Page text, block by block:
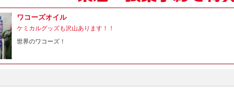
ワコーズオイル
ケミカルグッズも沢山あります！！
世界のワコーズ！